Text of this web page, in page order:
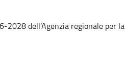
dell’Agenzia regionale per la